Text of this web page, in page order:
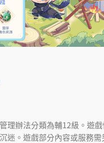
理辦法分類為輔12級。遊
迷。遊戲部分內容或服務需